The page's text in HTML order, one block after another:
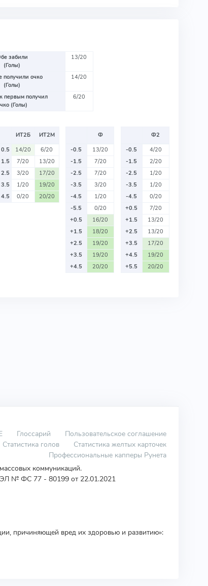
забили
(Голы)
13/20
получили очко
(Голы)
14/20
первым получил
(Голы)
6/20
ИТ2Б
ИТ2М
0.5
14/20
6/20
1.5
7/20
13/20
2.5
3/20
17/20
3.5
1/20
19/20
4.5
0/20 20/20
Ф
-0.5
13/20
-1.5
7/20
-2.5
7/20
-3.5
3/20
-4.5
1/20
-5.5
0/20
+0.5
16/20
+1.5
18/20
+2.5
19/20
+3.5
19/20
+4.5
20/20
Ф2
-0.5
4/20
-1.5
2/20
-2.5
1/20
-3.5
1/20
-4.5
0/20
+0.5
7/20
+1.5
13/20
+2.5
13/20
+3.5
17/20
+4.5
19/20
+5.5
20/20
Глоссарий
Пользовательское соглашение
Статистика голов
Статистика желтых карточек
Профессиональные капперы Рунета
коммуникаций.
ЭЛ № ФС 77 - 80199 от 22.01.2021
причиняющей вред их здоровью и развитию»: